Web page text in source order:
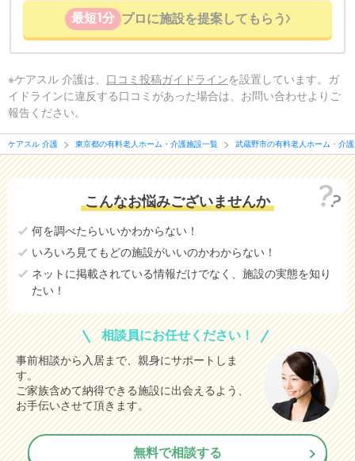
最短1分 プロに施設を提案してもらう
※ケアスル 介護は、 口コミ投稿ガイドラインを設置しています。ガ
イドラインに違反する口コミがあった場合は、お問い合わせよりご
報告ください。
ケアスル 介護 東京都の有料老人ホーム・介護施設一覧 武蔵野市の有料老人ホーム・介
こんなお悩みございませんか
何を調べたらいいかわからない！
いろいろ見てもどの施設がいいのかわからない！
ネットに掲載されている情報だけでなく、施設の実態を知り
たい！
相談員にお任せください！
事前相談から入居まで、親身にサポートしま
す。
ご家族含めて納得できる施設に出会えるよう、
お手伝いさせて頂きます。
無料で相談する